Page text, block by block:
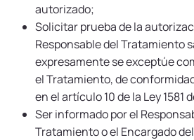
autorizado;
Solicitar prueba de la
Responsable del Tratamiento
expresamente se exceptúe
el Tratamiento, de
en el artículo 10 de la Ley 1581
Ser informado por el
Tratamiento o el Encargado